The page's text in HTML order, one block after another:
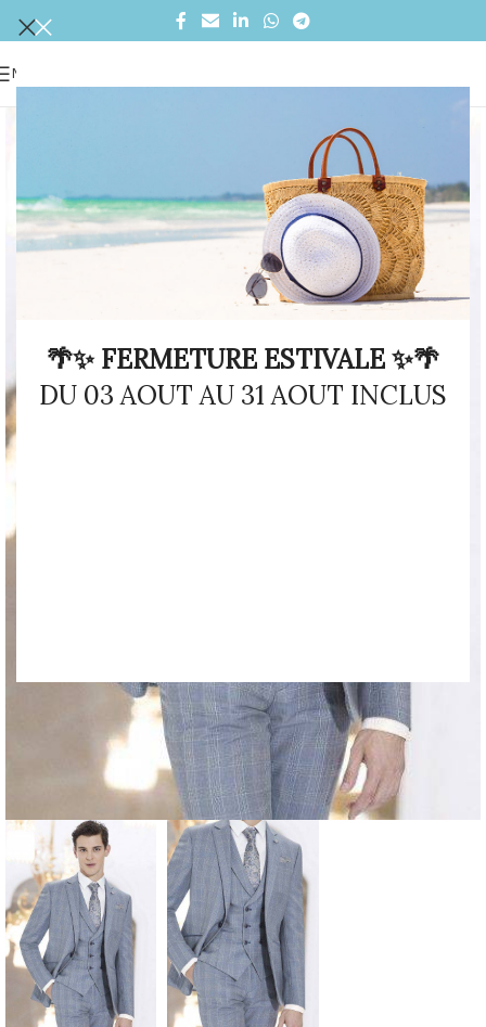
🌴✨ FERMETURE ESTIVALE ✨🌴
DU 03 AOUT AU 31 AOUT INCLUS
MENU